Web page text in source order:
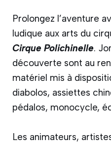
Prolongez l’aventure
ludique aux arts du
Cirque Polichinelle.
découverte sont au
matériel mis à
diabolos, assiettes
pédalos, monocycle,
Les animateurs,